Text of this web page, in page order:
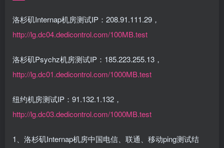
洛杉矶Internap机房测试IP：208.91.111.29，
http://lg.dc04.dedicontrol.com/100MB.test
洛杉矶Psychz机房测试IP：185.223.255.13，
http://lg.dc01.dedicontrol.com/1000MB.test
纽约机房测试IP：91.132.1.132，
http://lg.dc03.dedicontrol.com/1000MB.test
1、洛杉矶Internap机房中国电信、联通、移动ping测试结